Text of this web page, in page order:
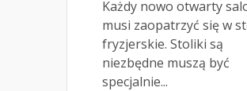
Każdy nowo otwarty
musi zaopatrzyć się w
fryzjerskie. Stoliki są
niezbędne muszą być
specjalnie...